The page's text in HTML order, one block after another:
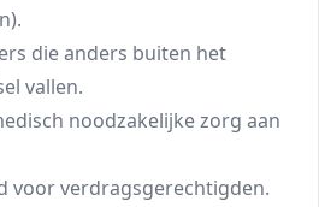
die anders buiten het
vallen.
noodzakelijke zorg aan
voor verdragsgerechtigden.